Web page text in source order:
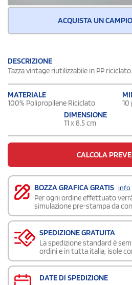
ACQUISTA UN
DESCRIZIONE
Tazza vintage riutilizzabile in PP
MATERIALE
100% Polipropilene Riciclato 10
DIMENSIONE
11 x 8.5 cm
CALCOLA
BOZZA GRAFICA GRATIS info
Per ogni ordine effettuato
simulazione pre-stampa da
SPEDIZIONE GRATUITA
La spedizione standard è
ordini e in tutta italia, isole
DATE DI SPEDIZIONE